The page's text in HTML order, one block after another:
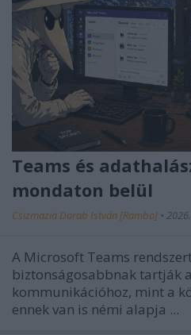
Teams és
mondaton belül
Csizmazia Darab István [Rambo] •
A Microsoft Teams
biztonságosabbnak tartják
kommunikációhoz, mint a
ennek van is némi alapja ...